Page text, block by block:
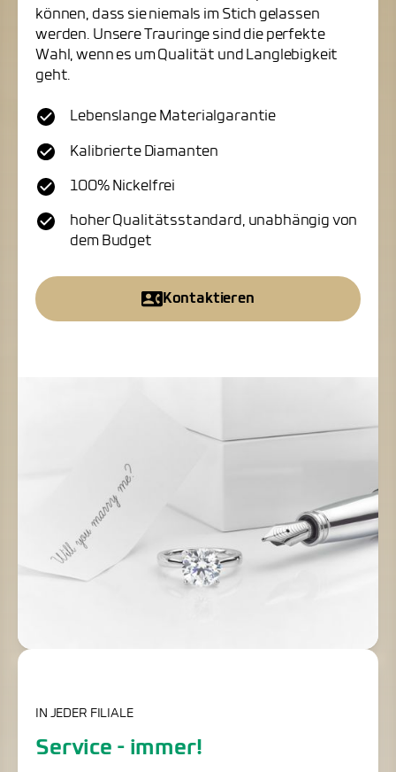
können, dass sie niemals im Stich gelassen
werden. Unsere Trauringe sind die perfekte
Wahl, wenn es um Qualität und Langlebigkeit
geht.
Lebenslange Materialgarantie
Kalibrierte Diamanten
100% Nickelfrei
hoher Qualitätsstandard, unabhängig von
dem Budget
Kontaktieren
IN JEDER FILIALE
Service - immer!